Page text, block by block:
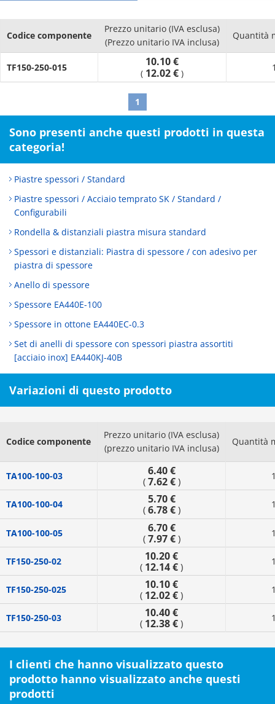
Codice componente
Prezzo unitario (IVA esclusa)
(Prezzo unitario IVA inclusa)
Quantità
TF150-250-015 10.10 €
( 12.02 € )
1
Sono presenti anche questi prodotti in questa
categoria!
Piastre spessori / Standard
Piastre spessori / Acciaio temprato SK / Standard /
Configurabili
Rondella & distanziali piastra misura standard
Spessori e distanziali: Piastra di spessore / con adesivo per
piastra di spessore
Anello di spessore
Spessore EA440E-100
Spessore in ottone EA440EC-0.3
Set di anelli di spessore con spessori piastra assortiti
[acciaio inox] EA440KJ-40B
Variazioni di questo prodotto
Codice componente
Prezzo unitario (IVA esclusa)
(prezzo unitario IVA inclusa)
Quantità
TA100-100-03 6.40 €
( 7.62 €)
TA100-100-04 5.70 €
( 6.78 €)
TA100-100-05 6.70 €
( 7.97 €)
TF150-250-02 10.20 €
( 12.14 € )
TF150-250-025 10.10 €
( 12.02 € )
TF150-250-03 10.40 €
( 12.38 € )
I clienti che hanno visualizzato questo
prodotto hanno visualizzato anche questi
prodotti